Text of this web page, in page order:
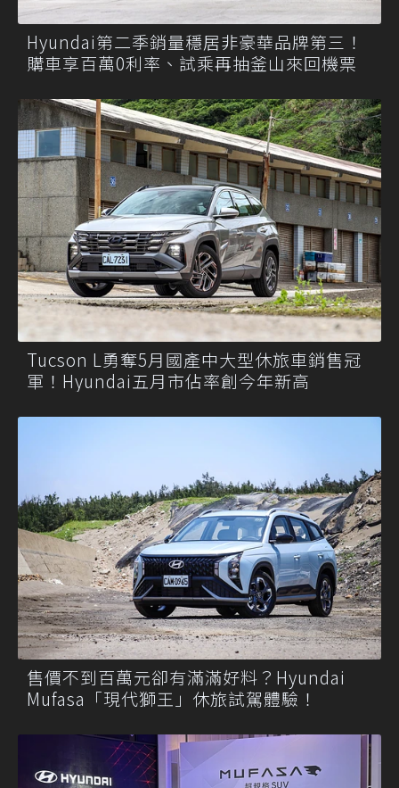
Hyundai第二季銷量穩居非豪華品牌第三！
購車享百萬0利率、試乘再抽釜山來回機票
Tucson L勇奪5月國產中大型休旅車銷售冠
軍！Hyundai五月市佔率創今年新高
售價不到百萬元卻有滿滿好料？Hyundai
Mufasa「現代獅王」休旅試駕體驗！